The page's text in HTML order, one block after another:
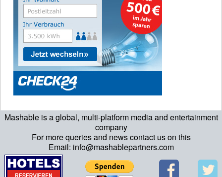
Mashable is a global, multi-platform media and entertainment
company
For more queries and news contact us on this
Email: info@mashablepartners.com